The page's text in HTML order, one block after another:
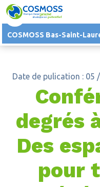
COSMOSS Bas-Saint-
Date de pulication : 05
degrés
Des
pour